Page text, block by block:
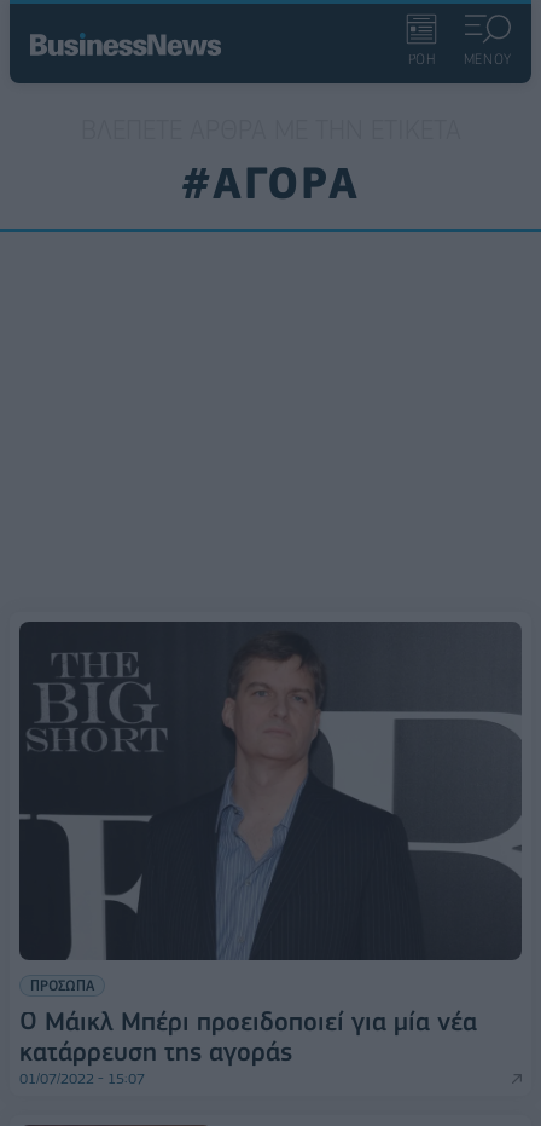
ΡΟΗ ΜΕΝΟΥ
#ΑΓΟΡΑ
ΠΡΟΣΩΠΑ
Ο Μάικλ Μπέρι προειδοποιεί για μία νέα
κατάρρευση της αγοράς
01/07/2022 - 15:07